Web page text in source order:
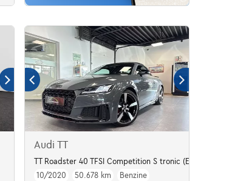
Audi TT
TT Roadster 40 TFSI Competition S tronic (EU6AP)
10/2020
50.678 km
Benzine